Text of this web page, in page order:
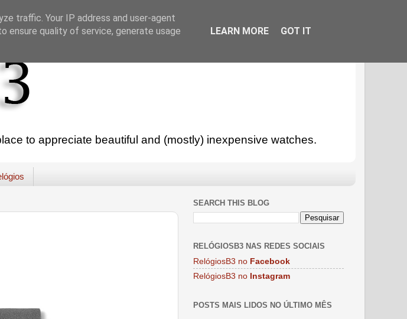
to appreciate beautiful and (mostly) inexpensive watches.
SEARCH THIS BLOG
RELÓGIOSB3 NAS REDES SOCIAIS
RelógiosB3 no Facebook
RelógiosB3 no Instagram
POSTS MAIS LIDOS NO ÚLTIMO MÊS
traffic. Your IP address and user-agent
ensure quality of service, generate usage
LEARN MORE GOT IT